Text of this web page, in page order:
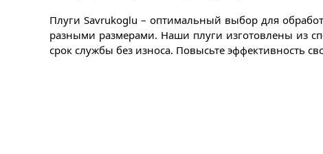
Плуги Savrukoglu – оптимальный выбор для
разными размерами. Наши плуги изготовлены из
срок службы без износа. Повысьте эффективность